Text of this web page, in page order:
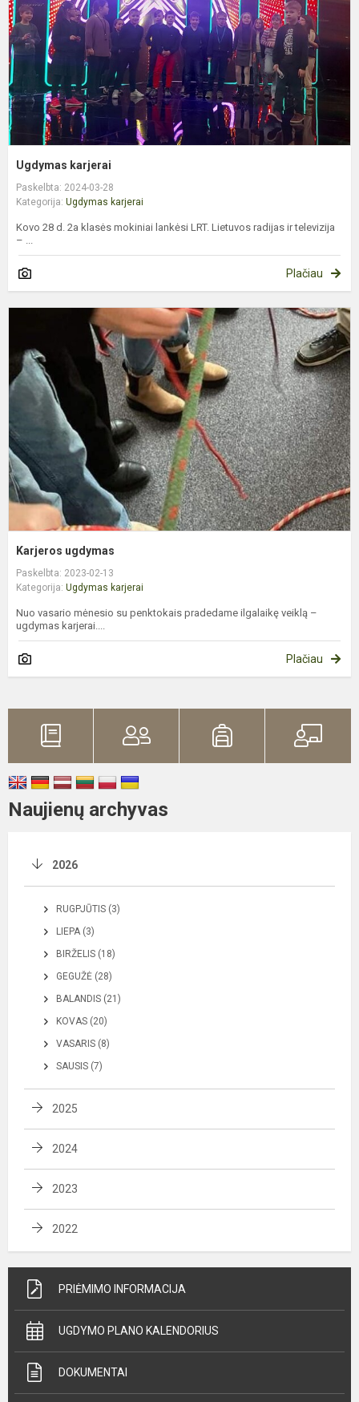
Ugdymas karjerai
Paskelbta: 2024-03-28
Kategorija: Ugdymas karjerai
Kovo 28 d. 2a klasės mokiniai lankėsi LRT. Lietuvos radijas ir televizija
– ...
Plačiau
Karjeros ugdymas
Paskelbta: 2023-02-13
Kategorija: Ugdymas karjerai
Nuo vasario mėnesio su penktokais pradedame ilgalaikę veiklą –
ugdymas karjerai....
Plačiau
Naujienų archyvas
2026
RUGPJŪTIS (3)
LIEPA (3)
BIRŽELIS (18)
GEGUŽĖ (28)
BALANDIS (21)
KOVAS (20)
VASARIS (8)
SAUSIS (7)
2025
2024
2023
2022
PRIĖMIMO INFORMACIJA
UGDYMO PLANO KALENDORIUS
DOKUMENTAI